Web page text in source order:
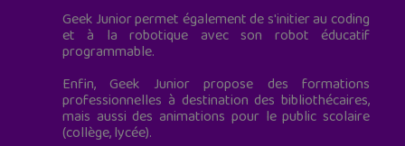
Geek Junior permet également de s'initier au coding
et à la robotique avec son robot éducatif
programmable.
Enfin, Geek Junior propose des formations
professionnelles à destination des bibliothécaires,
mais aussi des animations pour le public scolaire
(collège, lycée).